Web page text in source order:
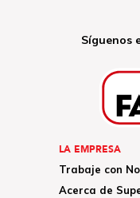
Síguenos
LA EMPRESA
Trabaje con
Acerca de